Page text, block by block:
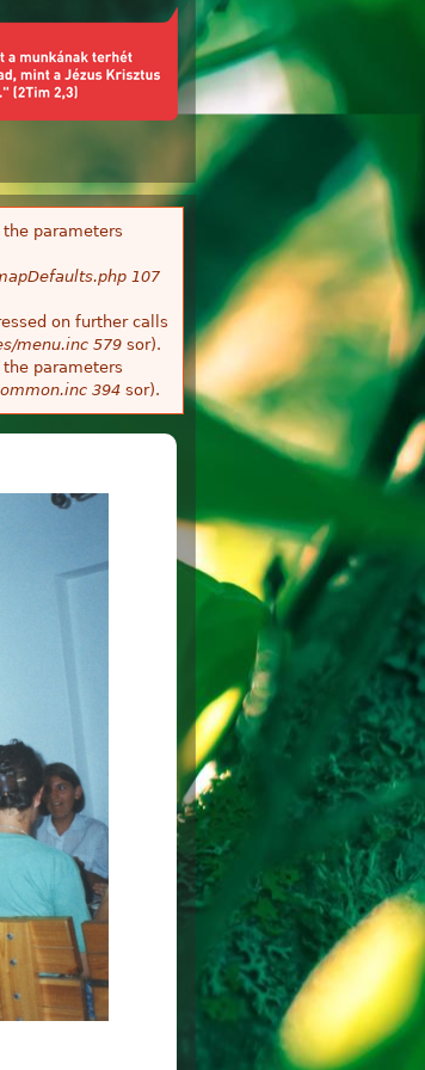
parameters
107
on further calls
menu.inc 579 sor).
parameters
394 sor).